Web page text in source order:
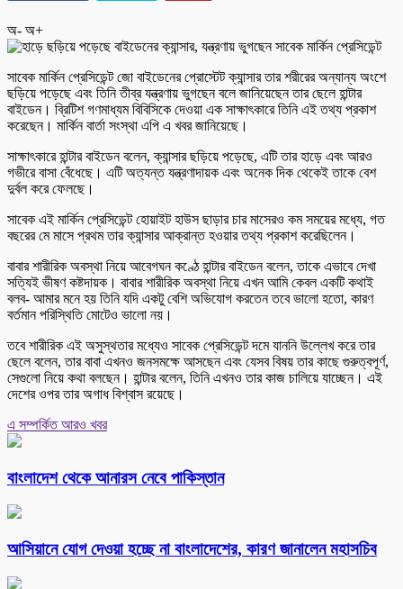
অ- অ+
সাবেক মার্কিন প্রেসিডেন্ট জো বাইডেনের প্রোস্টেট ক্যান্সার তার শরীরের অন্যান্য অংশে
ছড়িয়ে পড়েছে এবং তিনি তীব্র যন্ত্রণায় ভুগছেন বলে জানিয়েছেন তার ছেলে হান্টার
বাইডেন। ব্রিটিশ গণমাধ্যম বিবিসিকে দেওয়া এক সাক্ষাৎকারে তিনি এই তথ্য প্রকাশ
করেছেন। মার্কিন বার্তা সংস্থা এপি এ খবর জানিয়েছে।
সাক্ষাৎকারে হান্টার বাইডেন বলেন, ক্যান্সার ছড়িয়ে পড়েছে, এটি তার হাড়ে এবং আরও
গভীরে বাসা বেঁধেছে। এটি অত্যন্ত যন্ত্রণাদায়ক এবং অনেক দিক থেকেই তাকে বেশ
দুর্বল করে ফেলছে।
সাবেক এই মার্কিন প্রেসিডেন্ট হোয়াইট হাউস ছাড়ার চার মাসেরও কম সময়ের মধ্যে, গত
বছরের মে মাসে প্রথম তার ক্যান্সার আক্রান্ত হওয়ার তথ্য প্রকাশ করেছিলেন।
বাবার শারীরিক অবস্থা নিয়ে আবেগঘন কণ্ঠে হান্টার বাইডেন বলেন, তাকে এভাবে দেখা
সত্যিই ভীষণ কষ্টদায়ক। বাবার শারীরিক অবস্থা নিয়ে এখন আমি কেবল একটি কথাই
বলব- আমার মনে হয় তিনি যদি একটু বেশি অভিযোগ করতেন তবে ভালো হতো, কারণ
বর্তমান পরিস্থিতি মোটেও ভালো নয়।
তবে শারীরিক এই অসুস্থতার মধ্যেও সাবেক প্রেসিডেন্ট দমে যাননি উল্লেখ করে তার
ছেলে বলেন, তার বাবা এখনও জনসমক্ষে আসছেন এবং যেসব বিষয় তার কাছে গুরুত্বপূর্ণ,
সেগুলো নিয়ে কথা বলছেন। হান্টার বলেন, তিনি এখনও তার কাজ চালিয়ে যাচ্ছেন। এই
দেশের ওপর তার অগাধ বিশ্বাস রয়েছে।
এ সম্পর্কিত আরও খবর
বাংলাদেশ থেকে আনারস নেবে পাকিস্তান
আসিয়ানে যোগ দেওয়া হচ্ছে না বাংলাদেশের, কারণ জানালেন মহাসচিব